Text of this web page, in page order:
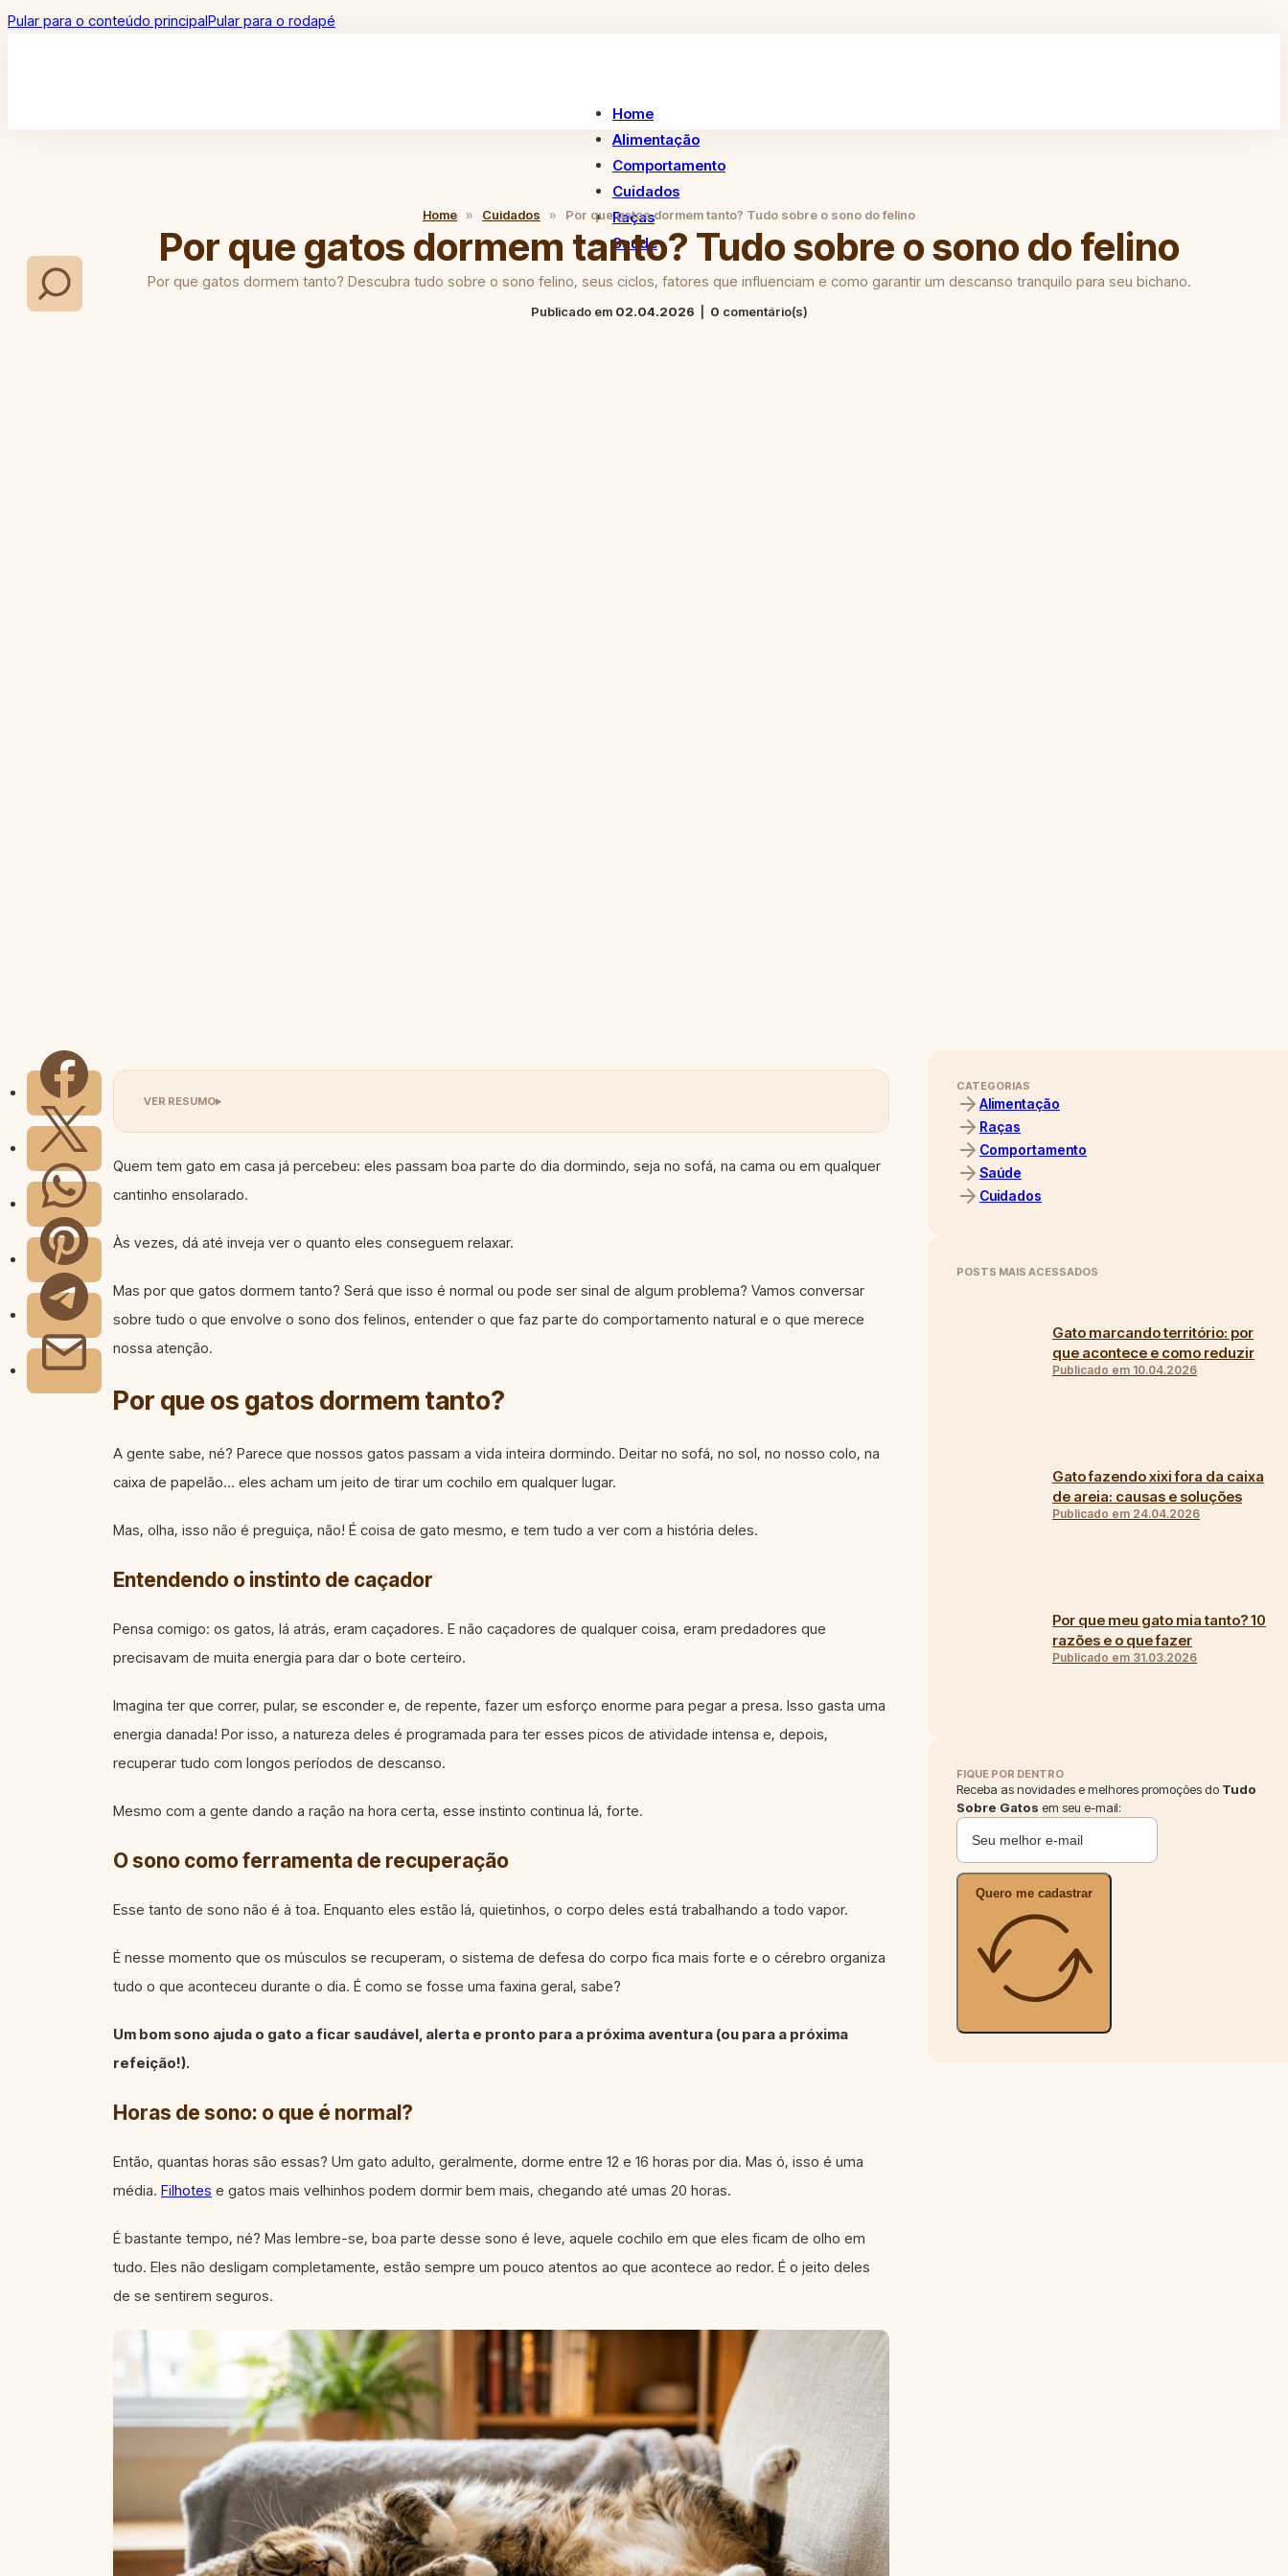
Pular para o conteúdo principalPular para o rodapé
Home
Alimentação
Comportamento
Cuidados
Raças
Saúde
Home » Cuidados » Por que gatos dormem tanto? Tudo sobre o sono do felino
Por que gatos dormem tanto? Tudo sobre o sono do felino
Por que gatos dormem tanto? Descubra tudo sobre o sono felino, seus ciclos, fatores que influenciam e como garantir um descanso tranquilo para seu bichano.
Publicado em 02.04.2026 0 comentário(s)
Quem tem gato em casa já percebeu: eles passam boa parte do dia dormindo, seja no sofá, na cama ou em qualquer
cantinho ensolarado.
Às vezes, dá até inveja ver o quanto eles conseguem relaxar.
Mas por que gatos dormem tanto? Será que isso é normal ou pode ser sinal de algum problema? Vamos conversar
sobre tudo o que envolve o sono dos felinos, entender o que faz parte do comportamento natural e o que merece
nossa atenção.
Por que os gatos dormem tanto?
A gente sabe, né? Parece que nossos gatos passam a vida inteira dormindo. Deitar no sofá, no sol, no nosso colo, na
caixa de papelão… eles acham um jeito de tirar um cochilo em qualquer lugar.
Mas, olha, isso não é preguiça, não! É coisa de gato mesmo, e tem tudo a ver com a história deles.
Entendendo o instinto de caçador
Pensa comigo: os gatos, lá atrás, eram caçadores. E não caçadores de qualquer coisa, eram predadores que
precisavam de muita energia para dar o bote certeiro.
Imagina ter que correr, pular, se esconder e, de repente, fazer um esforço enorme para pegar a presa. Isso gasta uma
energia danada! Por isso, a natureza deles é programada para ter esses picos de atividade intensa e, depois,
recuperar tudo com longos períodos de descanso.
Mesmo com a gente dando a ração na hora certa, esse instinto continua lá, forte.
O sono como ferramenta de recuperação
Esse tanto de sono não é à toa. Enquanto eles estão lá, quietinhos, o corpo deles está trabalhando a todo vapor.
É nesse momento que os músculos se recuperam, o sistema de defesa do corpo fica mais forte e o cérebro organiza
tudo o que aconteceu durante o dia. É como se fosse uma faxina geral, sabe?
Um bom sono ajuda o gato a ficar saudável, alerta e pronto para a próxima aventura (ou para a próxima
refeição!).
Horas de sono: o que é normal?
Então, quantas horas são essas? Um gato adulto, geralmente, dorme entre 12 e 16 horas por dia. Mas ó, isso é uma
média. Filhotes e gatos mais velhinhos podem dormir bem mais, chegando até umas 20 horas.
É bastante tempo, né? Mas lembre-se, boa parte desse sono é leve, aquele cochilo em que eles ficam de olho em
tudo. Eles não desligam completamente, estão sempre um pouco atentos ao que acontece ao redor. É o jeito deles
de se sentirem seguros.
CATEGORIAS
Alimentação
Raças
Comportamento
Saúde
Cuidados
POSTS MAIS ACESSADOS
Gato marcando território: por
que acontece e como reduzir
Publicado em 10.04.2026
Gato fazendo xixi fora da caixa
de areia: causas e soluções
Publicado em 24.04.2026
Por que meu gato mia tanto? 10
razões e o que fazer
Publicado em 31.03.2026
FIQUE POR DENTRO
Receba as novidades e melhores promoções do Tudo
Sobre Gatos em seu e-mail:
Quero me cadastrar